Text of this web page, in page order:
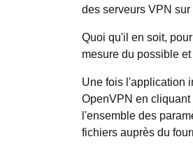
des serveurs VPN
Quoi qu'il en soit,
mesure du possible
Une fois l'application
OpenVPN en
l'ensemble des
fichiers auprès du